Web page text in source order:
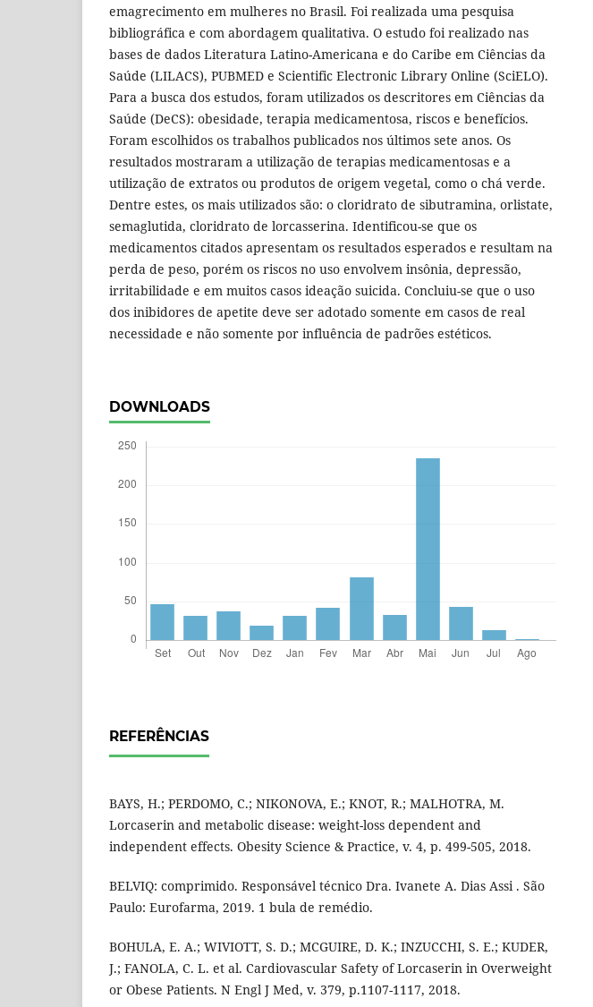
emagrecimento em mulheres no Brasil. Foi realizada uma pesquisa
bibliográfica e com abordagem qualitativa. O estudo foi realizado nas
bases de dados Literatura Latino-Americana e do Caribe em Ciências da
Saúde (LILACS), PUBMED e Scientific Electronic Library Online (SciELO).
Para a busca dos estudos, foram utilizados os descritores em Ciências da
Saúde (DeCS): obesidade, terapia medicamentosa, riscos e benefícios.
Foram escolhidos os trabalhos publicados nos últimos sete anos. Os
resultados mostraram a utilização de terapias medicamentosas e a
utilização de extratos ou produtos de origem vegetal, como o chá verde.
Dentre estes, os mais utilizados são: o cloridrato de sibutramina, orlistate,
semaglutida, cloridrato de lorcasserina. Identificou-se que os
medicamentos citados apresentam os resultados esperados e resultam na
perda de peso, porém os riscos no uso envolvem insônia, depressão,
irritabilidade e em muitos casos ideação suicida. Concluiu-se que o uso
dos inibidores de apetite deve ser adotado somente em casos de real
necessidade e não somente por influência de padrões estéticos.
DOWNLOADS
REFERÊNCIAS
BAYS, H.; PERDOMO, C.; NIKONOVA, E.; KNOT, R.; MALHOTRA, M.
Lorcaserin and metabolic disease: weight-loss dependent and
independent effects. Obesity Science & Practice, v. 4, p. 499-505, 2018.
BELVIQ: comprimido. Responsável técnico Dra. Ivanete A. Dias Assi . São
Paulo: Eurofarma, 2019. 1 bula de remédio.
BOHULA, E. A.; WIVIOTT, S. D.; MCGUIRE, D. K.; INZUCCHI, S. E.; KUDER,
J.; FANOLA, C. L. et al. Cardiovascular Safety of Lorcaserin in Overweight
or Obese Patients. N Engl J Med, v. 379, p.1107-1117, 2018.